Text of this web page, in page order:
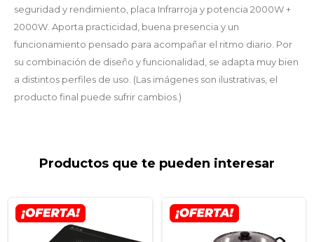
seguridad y rendimiento, placa Infrarroja y potencia 2000W +
2000W. Aporta practicidad, buena presencia y un
funcionamiento pensado para acompañar el ritmo diario. Por
su combinación de diseño y funcionalidad, se adapta muy bien
a distintos perfiles de uso. (Las imágenes son ilustrativas, el
producto final puede sufrir cambios.)
Productos que te pueden interesar